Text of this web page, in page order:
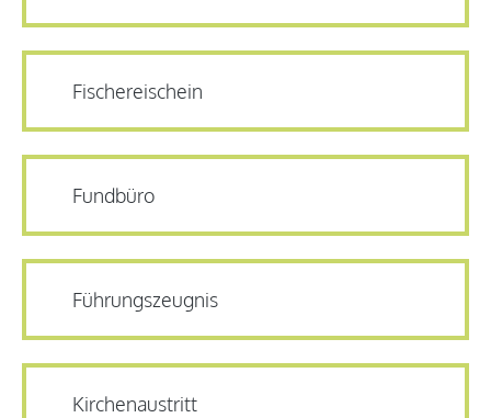
Fischereischein
Fundbüro
Führungszeugnis
Kirchenaustritt